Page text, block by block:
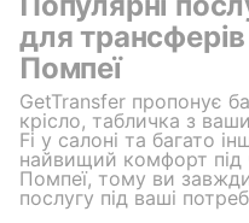
для
Помпеї
GetTransfer пропонує
крісло, табличка з
Fi у салоні та багато
найвищий комфорт під
Помпеї, тому ви
послугу під ваші